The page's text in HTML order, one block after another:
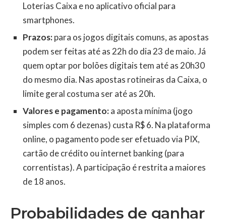
Loterias Caixa e no aplicativo oficial para
smartphones.
Prazos:para os jogos digitais comuns, as apostas
podem ser feitas até as 22h do dia 23 de maio. Já
quem optar por bolões digitais tem até as 20h30
do mesmo dia. Nas apostas rotineiras da Caixa, o
limite geral costuma ser até as 20h.
Valores e pagamento:a aposta mínima (jogo
simples com 6 dezenas) custa R$ 6. Na plataforma
online, o pagamento pode ser efetuado via PIX,
cartão de crédito ou internet banking (para
correntistas). A participação é restrita a maiores
de 18 anos.
Probabilidades de ganhar